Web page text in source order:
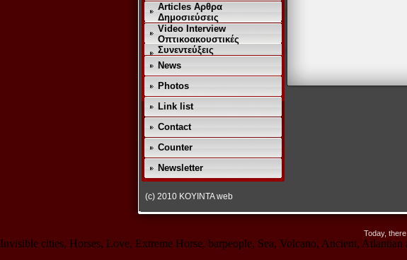
Articles Αρθρα
Δημοσιεύσεις
Video Interview
Οπτικοακουστικές
Συνεντεύξεις
News
Photos
Link list
Contact
Counter
Newsletter
(c) 2010 KOYINTA web
Today,
Invisible cities, Horses, Love, Extreme Horse, barpeople, Sea, Volcano, Ancient,